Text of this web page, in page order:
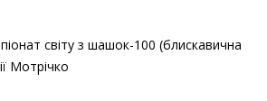
світу з шашок-100 (блискавична
Мотрічко